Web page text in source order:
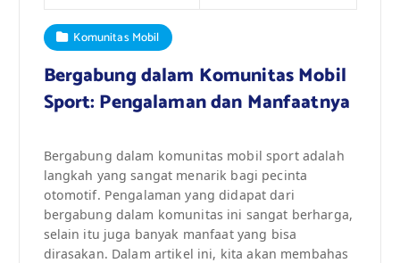
Komunitas Mobil
Bergabung dalam Komunitas Mobil
Sport: Pengalaman dan Manfaatnya
Bergabung dalam komunitas mobil sport adalah
langkah yang sangat menarik bagi pecinta
otomotif. Pengalaman yang didapat dari
bergabung dalam komunitas ini sangat berharga,
selain itu juga banyak manfaat yang bisa
dirasakan. Dalam artikel ini, kita akan membahas